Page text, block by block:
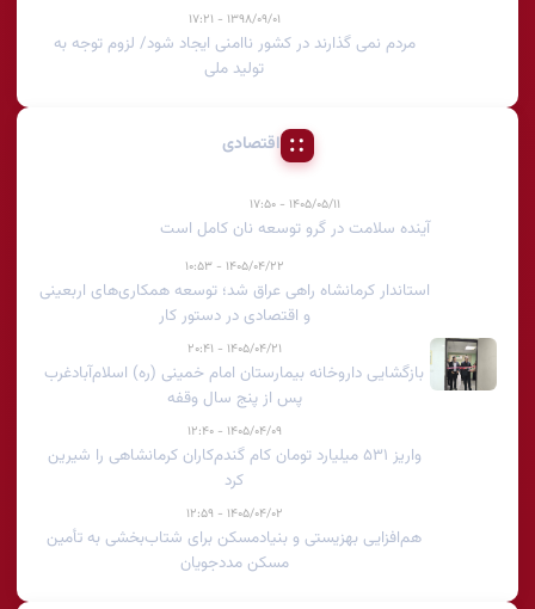
۱۳۹۸/۰۹/۰۱ - ۱۷:۲۱
مردم نمی گذارند در کشور ناامنی ایجاد شود/ لزوم توجه به
تولید ملی
اقتصادی
۱۴۰۵/۰۵/۱۱ - ۱۷:۵۰
آینده سلامت در گرو توسعه نان کامل است
۱۴۰۵/۰۴/۲۲ - ۱۰:۵۳
استاندار کرمانشاه راهی عراق شد؛ توسعه همکاری‌های اربعینی
و اقتصادی در دستور کار
۱۴۰۵/۰۴/۲۱ - ۲۰:۴۱
بازگشایی داروخانه بیمارستان امام خمینی (ره) اسلام‌آبادغرب
پس از پنج سال وقفه
۱۴۰۵/۰۴/۰۹ - ۱۲:۴۰
واریز ۵۳۱ میلیارد تومان کام گندم‌کاران کرمانشاهی را شیرین
کرد
۱۴۰۵/۰۴/۰۲ - ۱۲:۵۹
هم‌افزایی بهزیستی و بنیادمسکن برای شتاب‌بخشی به تأمین
مسکن مددجویان